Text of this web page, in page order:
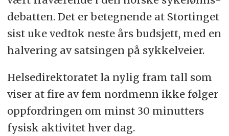
debatten. Det er betegnende at Stor­tinget
sist uke vedtok neste års budsjett, med en
halvering av satsingen på sykkel­veier.
Helse­direktoratet la nylig fram tall som
viser at fire av fem nordmenn ikke følger
oppford­ringen om minst 30 minutters
fysisk aktivitet hver dag.